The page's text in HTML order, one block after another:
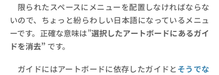
限られたスペースにメニューを配置しなければならな
いので、ちょっと紛らわしい日本語になっているメニュ
ーです。正確な意味は”選択したアートボードにあるガイ
ドを消去” です。
ガイドにはアートボードに依存したガイドとそうでな